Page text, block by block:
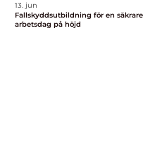
13. jun
Fallskyddsutbildning för en säkrare
arbetsdag på höjd